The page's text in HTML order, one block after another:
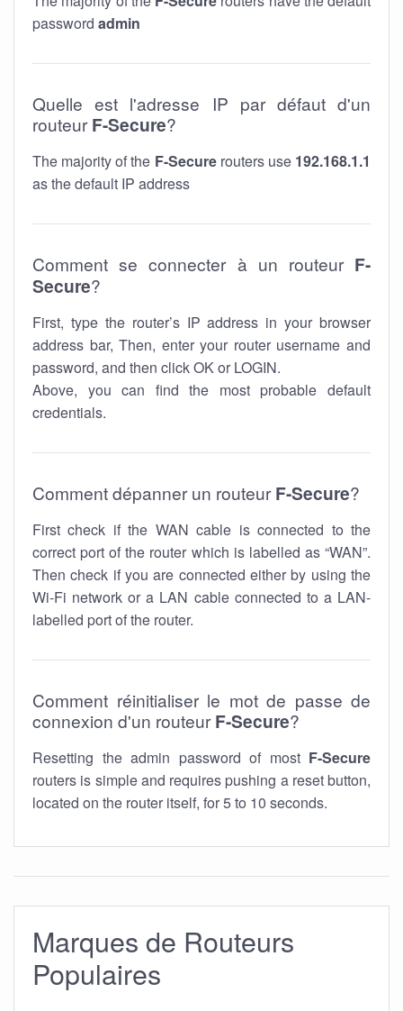
password admin
Quelle est l'adresse IP par défaut d'un
routeurF-Secure?
The majority of the F-Securerouters use 192.168.1.1
as the default IP address
Comment se connecter à un routeur F-
Secure?
First, type the router’s IP address in your browser
address bar, Then, enter your router username and
password, and then click OK or LOGIN.
Above, you can find the most probable default
credentials.
Comment dépanner un routeurF-Secure?
First check if the WAN cable is connected to the
correct port of the router which is labelled as “WAN”.
Then check if you are connected either by using the
Wi-Fi network or a LAN cable connected to a LAN-
labelled port of the router.
Comment réinitialiser le mot de passe de
connexion d'un routeurF-Secure?
Resetting the admin password of most F-Secure
routers is simple and requires pushing a reset button,
located on the router itself, for 5 to 10 seconds.
Marques de Routeurs
Populaires